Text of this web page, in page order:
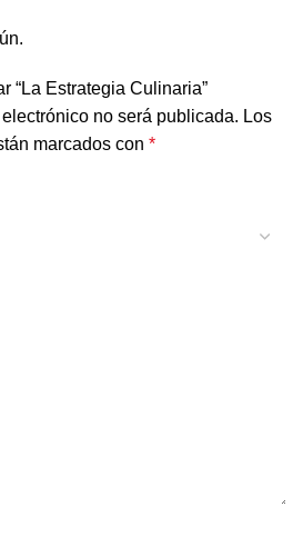
“La Estrategia Culinaria”
no será publicada. Los
marcados con *